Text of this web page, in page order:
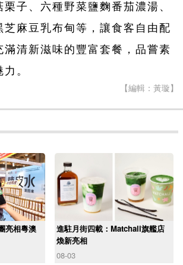
子、六種野菜鹽麴番茄濃湯、
芝麻豆乳布甸等，讓食客自由配
滿清新滋味的豐富套餐，品嘗素
。
【編輯：黃璇】
亮相粵澳
進駐月街四載：Matchali旗艦店
煥新亮相
08-03